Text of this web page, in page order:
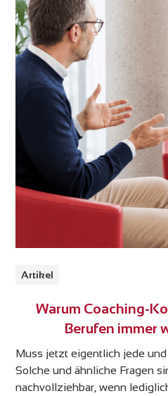
Artikel
Warum Coaching-
Berufen immer
Muss jetzt eigentlich jede
Solche und ähnliche Fragen
nachvollziehbar, wenn